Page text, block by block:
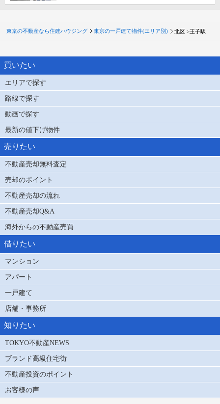
東京の不動産なら住建ハウジング 東京の一戸建て物件(エリア別) 北区 >王子駅
買いたい
エリアで探す
路線で探す
動画で探す
最新の値下げ物件
売りたい
不動産売却無料査定
売却のポイント
不動産売却の流れ
不動産売却Q&A
海外からの不動産売買
借りたい
マンション
アパート
一戸建て
店舗・事務所
知りたい
TOKYO不動産NEWS
ブランド高級住宅街
不動産投資のポイント
お客様の声